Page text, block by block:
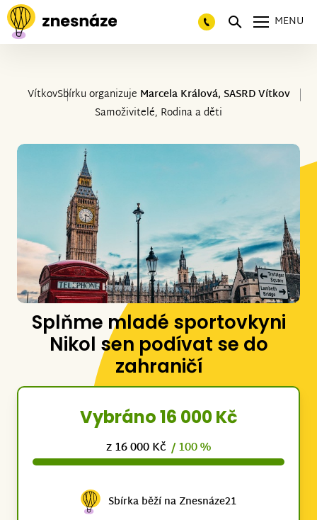
MENU
VítkovSbírku organizuje Marcela Králová, SASRD Vítkov
Samoživitelé, Rodina a děti
Splňme mladé sportovkyni
Nikol sen podívat se do
zahraničí
Vybráno 16 000 Kč
z 16 000 Kč / 100 %
Sbírka běží na Znesnáze21